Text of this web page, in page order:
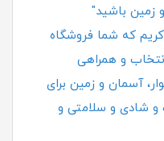
زمین باشید"
که شما فروشگاه
و همراهی
آسمان و زمین برای
و شادی و سلامتی و